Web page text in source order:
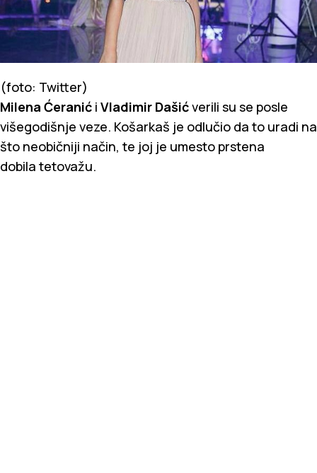
(foto: Twitter)
Milena Ćeranić i Vladimir Dašićverili su se posle
višegodišnje veze. Košarkaš je odlučio da to uradi na
što neobičniji način, te joj je umesto prstena
dobila tetovažu.